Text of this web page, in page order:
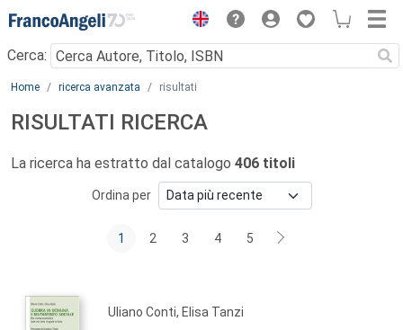
Menu
Cerca:
Main content
Home ricerca avanzata risultati
RISULTATI RICERCA
La ricerca ha estratto dal catalogo 406 titoli
Ordina per
1 2 3 4 5
Uliano Conti, Elisa Tanzi